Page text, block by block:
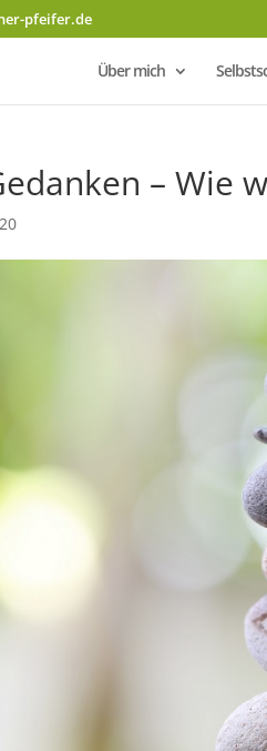
pfeifer.de
Über mich
– Wie